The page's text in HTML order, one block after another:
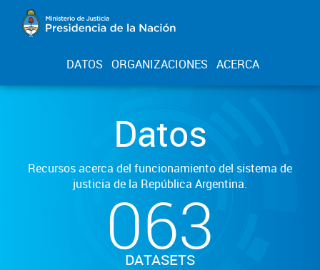
DATOS ORGANIZACIONES ACERCA
Datos
Recursos acerca del funcionamiento del sistema de
justicia de la República Argentina.
063
DATASETS